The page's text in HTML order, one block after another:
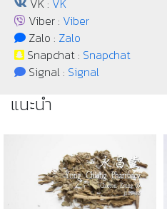
VK : VK
Viber : Viber
Zalo : Zalo
Snapchat : Snapchat
Signal : Signal
แนะนำ